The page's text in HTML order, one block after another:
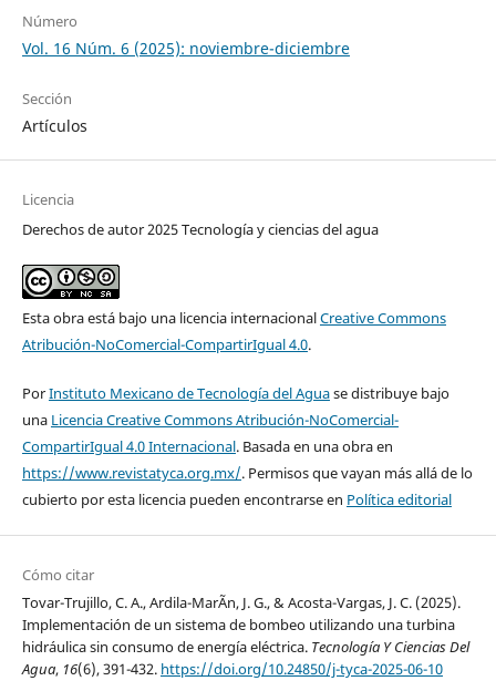
Número
Vol. 16 Núm. 6 (2025): noviembre-diciembre
Sección
Artículos
Licencia
Derechos de autor 2025 Tecnología y ciencias del agua
Esta obra está bajo una licencia internacionalCreative Commons
Atribución-NoComercial-CompartirIgual 4.0.
PorInstituto Mexicano de Tecnología del Aguase distribuye bajo
una Licencia Creative Commons Atribución-NoComercial-
CompartirIgual 4.0 Internacional. Basada en una obra en
https://www.revistatyca.org.mx/. Permisos que vayan más allá de lo
cubierto por esta licencia pueden encontrarse en Política editorial
Cómo citar
Tovar-Trujillo, C. A., Ardila-MarÃ­n, J. G., & Acosta-Vargas, J. C. (2025).
Implementación de un sistema de bombeo utilizando una turbina
hidráulica sin consumo de energía eléctrica. Tecnología Y Ciencias Del
Agua, 16(6), 391-432. https://doi.org/10.24850/j-tyca-2025-06-10